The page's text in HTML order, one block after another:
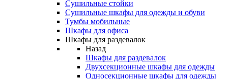
Сушильные стойки
Сушильные шкафы для одежды и обуви
Тумбы мобильные
Шкафы для офиса
Шкафы для раздевалок
Назад
Шкафы для раздевалок
Двухсекционные шкафы для одежды
Односекционные шкафы для одежды